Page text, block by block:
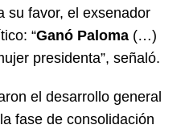
su favor, el exsenador
“Ganó Paloma (…)
presidenta”, señaló.
el desarrollo general
fase de consolidación